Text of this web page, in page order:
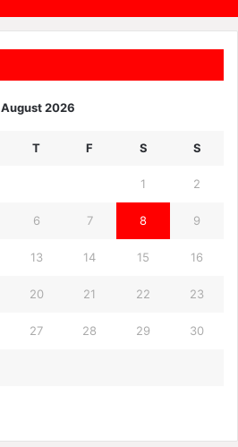
August 2026
T F S S
1 2
6 7 8 9
13 14 15 16
20 21 22 23
27 28 29 30